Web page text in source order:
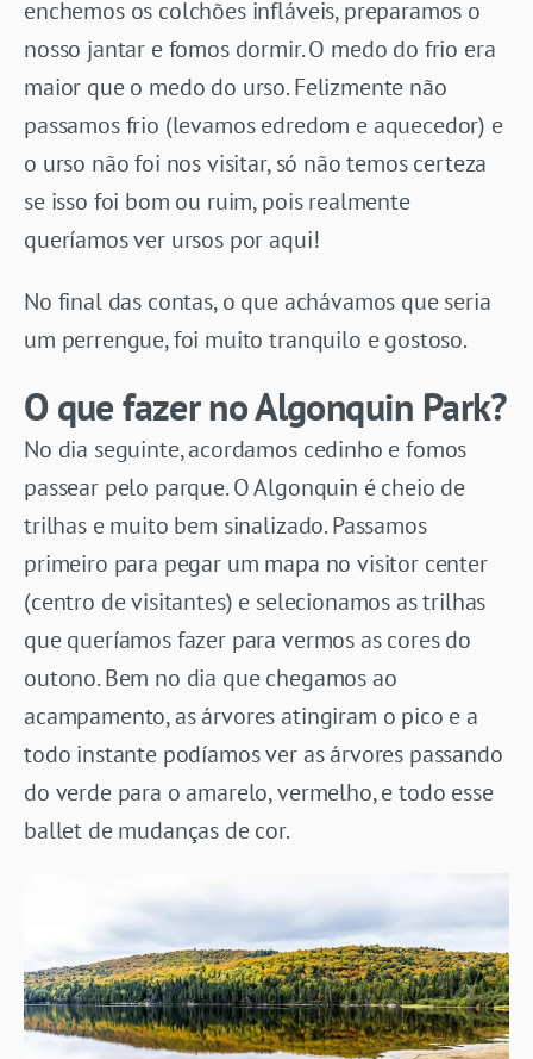
enchemos os colchões infláveis, preparamos o
nosso jantar e fomos dormir. O medo do frio era
maior que o medo do urso. Felizmente não
passamos frio (levamos edredom e aquecedor) e
o urso não foi nos visitar, só não temos certeza
se isso foi bom ou ruim, pois realmente
queríamos ver ursos por aqui!
No final das contas, o que achávamos que seria
um perrengue, foi muito tranquilo e gostoso.
O que fazer no Algonquin Park?
No dia seguinte, acordamos cedinho e fomos
passear pelo parque. O Algonquin é cheio de
trilhas e muito bem sinalizado. Passamos
primeiro para pegar um mapa no visitor center
(centro de visitantes) e selecionamos as trilhas
que queríamos fazer para vermos as cores do
outono. Bem no dia que chegamos ao
acampamento, as árvores atingiram o pico e a
todo instante podíamos ver as árvores passando
do verde para o amarelo, vermelho, e todo esse
ballet de mudanças de cor.